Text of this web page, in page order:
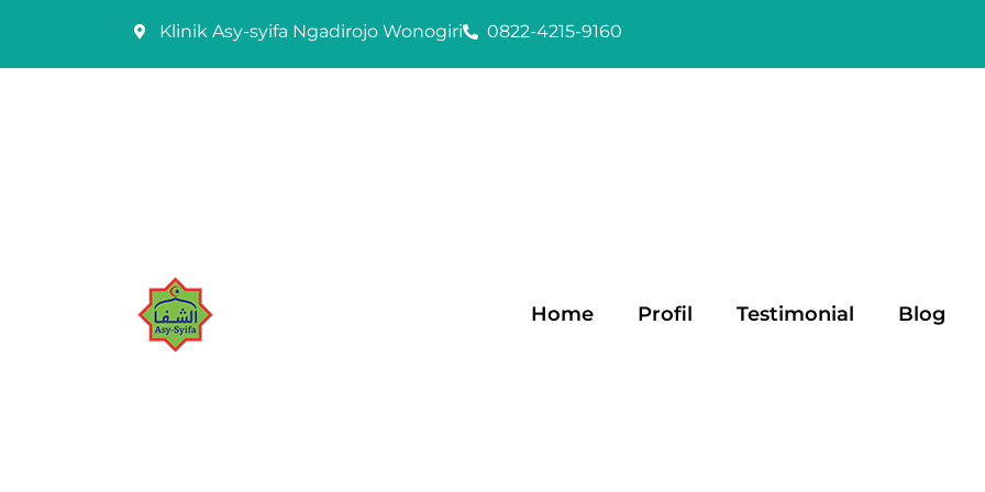
content
Klinik Asy-syifa Ngadirojo Wonogiri 0822-4215-9160
Home Profil Testimonial Blog